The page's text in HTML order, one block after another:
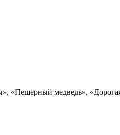
«Пещерный медведь»,